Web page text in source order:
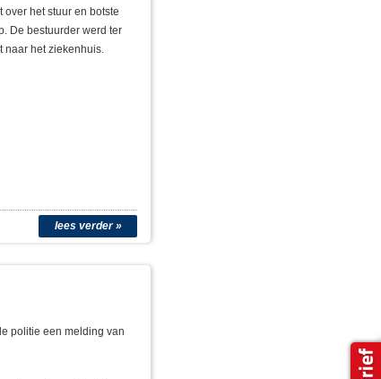
het stuur en botste
De bestuurder werd ter
naar het ziekenhuis.
lees verder »
politie een melding van